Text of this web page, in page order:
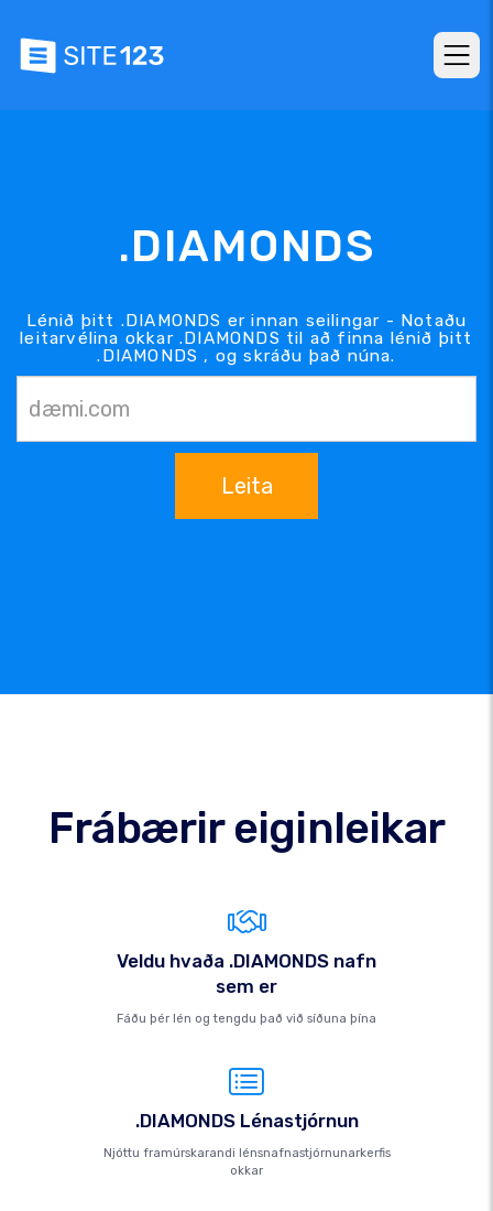
.DIAMONDS
Lénið þitt .DIAMONDS er innan seilingar - Notaðu
leitarvélina okkar .DIAMONDS til að finna lénið þitt
.DIAMONDS , og skráðu það núna.
Leita
Frábærir eiginleikar
Veldu hvaða .DIAMONDS nafn
sem er
Fáðu þér lén og tengdu það við síðuna þína
.DIAMONDS Lénastjórnun
Njóttu framúrskarandi lénsnafnastjórnunarkerfis
okkar